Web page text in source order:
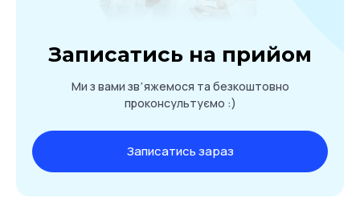
Записатись на прийом
Ми з вами звʼяжемося та безкоштовно
проконсультуємо :)
Записатись зараз